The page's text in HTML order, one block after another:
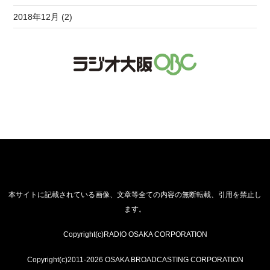
2018年12月 (2)
本サイトに記載されている画像、文章等全ての内容の無断転載、引用を禁止し
ます。
Copyright(c)RADIO OSAKA CORPORATION
Copyright(c)2011-2026 OSAKA BROADCASTING CORPORATION